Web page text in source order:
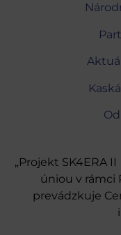
„Projekt SK4ERA
úniou v rámci
prevádzkuje